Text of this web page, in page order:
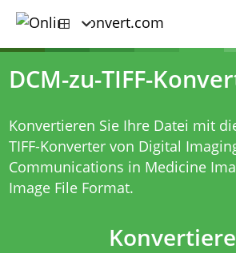
DCM-zu-TIFF-
Konvertieren Sie Ihre Datei mit
TIFF-Konvertervon Digital
Communications in Medicine
Image File Format.